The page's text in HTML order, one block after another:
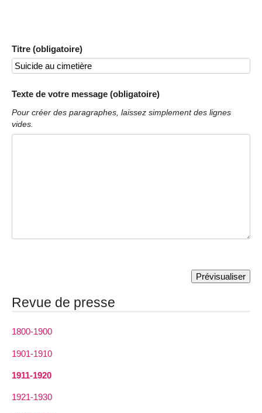
Titre (obligatoire)
Texte de votre message (obligatoire)
Pour créer des paragraphes, laissez simplement des lignes
vides.
Revue de presse
1800-1900
1901-1910
1911-1920
1921-1930